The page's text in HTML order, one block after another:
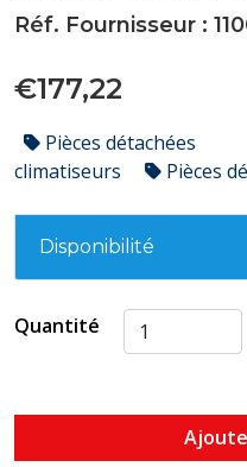
Réf. Fournisseur :
€177,22
Pièces détachées
climatiseurs
Pièces
Disponibilité
Quantité